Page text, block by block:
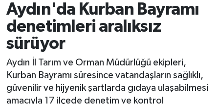
Aydın'da Kurban Bayramı
denetimleri aralıksız
sürüyor
Aydın İl Tarım ve Orman Müdürlüğü ekipleri,
Kurban Bayramı süresince vatandaşların sağlıklı,
güvenilir ve hijyenik şartlarda gıdaya ulaşabilmesi
amacıyla 17 ilçede denetim ve kontrol
Tüm Manşetler
Son Dakika Haberleri
Haber Arşivi